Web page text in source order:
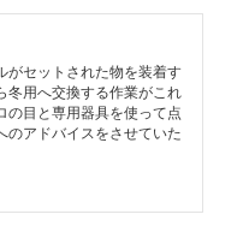
がセットされた物を装着す
冬用へ交換する作業がこれ
の目と専用器具を使って点
のアドバイスをさせていた